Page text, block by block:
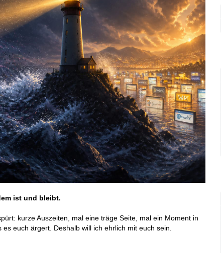
ist und bleibt.
kurze Auszeiten, mal eine träge Seite, mal ein Moment in
euch ärgert. Deshalb will ich ehrlich mit euch sein.